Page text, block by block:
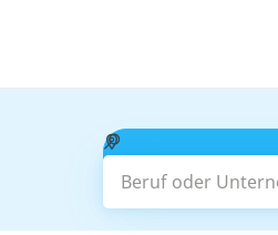
Beruf oder